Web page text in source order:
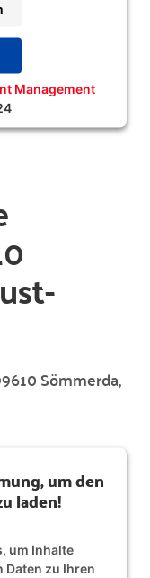
Management
Sömmerda,
um den
laden!
um Inhalte
Daten zu Ihren